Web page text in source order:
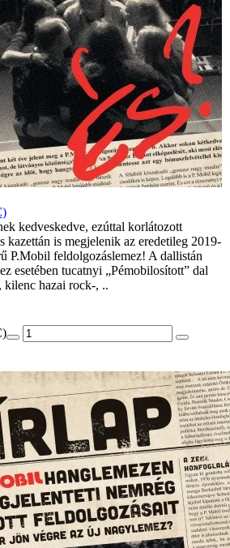
kedveskedve, ezúttal korlátozott
kazettán is megjelenik az eredetileg 2019-
P.Mobil feldolgozáslemez! A dallistán
esetében tucatnyi „Pémobilosított” dal
kilenc hazai rock-, ..